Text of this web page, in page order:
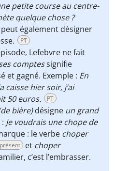
petite course au centre-
quelque chose ?
également désigner
PT
Lefebvre ne fait
comptessignifie
et gagné. Exemple : En
caisse hier soir, j’ai
50 euros.
PT
bière)désigne un grand
Je voudrais une chope de
: le verbe choper
et choper
c’est l’embrasser.